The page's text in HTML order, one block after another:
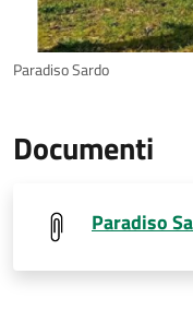
Paradiso Sardo
Documenti
Paradiso